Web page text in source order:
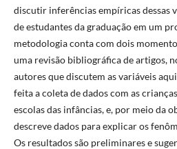
discutir inferências empíricas dessas
de estudantes da graduação em um
metodologia conta com dois
uma revisão bibliográfica de artigos,
autores que discutem as variáveis
feita a coleta de dados com as
escolas das infâncias, e, por meio da
descreve dados para explicar os
Os resultados são preliminares e